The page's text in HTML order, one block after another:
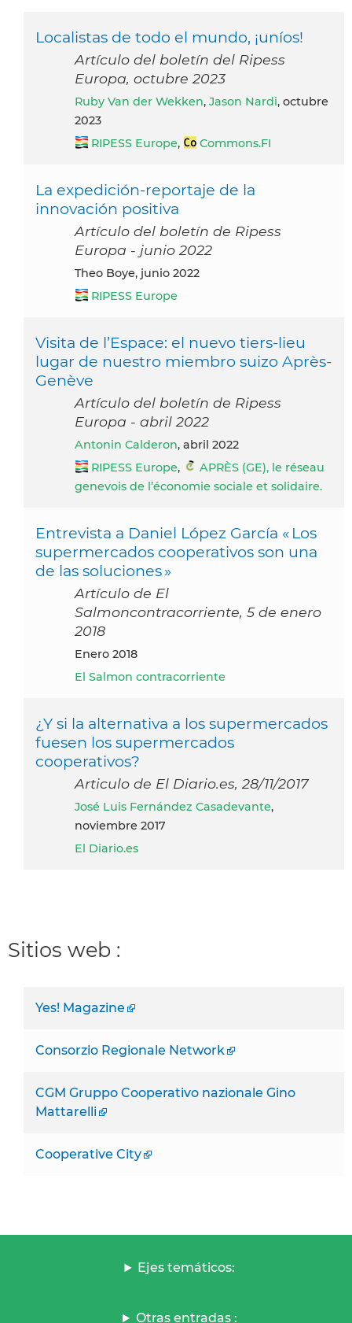
Localistas de todo el mundo, ¡uníos!
Artículo del boletín del Ripess
Europa, octubre 2023
Ruby Van der Wekken, Jason Nardi, octubre
2023
RIPESS Europe, Commons.FI
La expedición-reportaje de la
innovación positiva
Artículo del boletín de Ripess
Europa - junio 2022
Theo Boye, junio 2022
RIPESS Europe
Visita de l’Espace: el nuevo tiers-lieu
lugar de nuestro miembro suizo Après-
Genève
Artículo del boletín de Ripess
Europa - abril 2022
Antonin Calderon, abril 2022
RIPESS Europe,
APRÈS (GE), le réseau
genevois de l’économie sociale et solidaire.
Entrevista a Daniel López García « Los
supermercados cooperativos son una
de las soluciones »
Artículo de El
Salmoncontracorriente, 5 de enero
2018
enero 2018
El Salmon contracorriente
¿Y si la alternativa a los supermercados
fuesen los supermercados
cooperativos?
Articulo de El Diario.es, 28/11/2017
José Luis Fernández Casadevante,
noviembre 2017
El Diario.es
Sitios web :
Yes! Magazine
Consorzio Regionale Network
CGM Gruppo Cooperativo nazionale Gino
Mattarelli
Cooperative City
Ejes temáticos:
Otras entradas :